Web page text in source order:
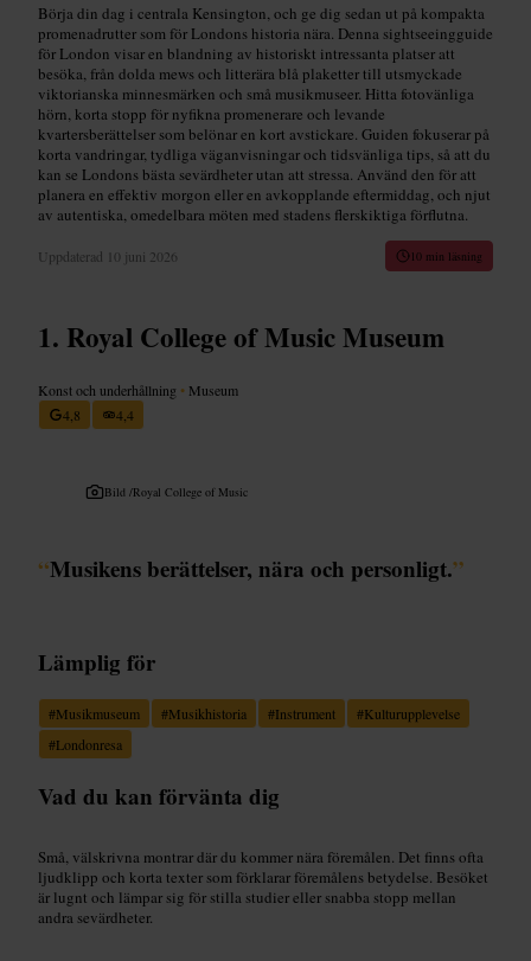
Börja din dag i centrala Kensington, och ge dig sedan ut på kompakta
promenadrutter som för Londons historia nära. Denna sightseeingguide
för London visar en blandning av historiskt intressanta platser att
besöka, från dolda mews och litterära blå plaketter till utsmyckade
viktorianska minnesmärken och små musikmuseer. Hitta fotovänliga
hörn, korta stopp för nyfikna promenerare och levande
kvartersberättelser som belönar en kort avstickare. Guiden fokuserar på
korta vandringar, tydliga väganvisningar och tidsvänliga tips, så att du
kan se Londons bästa sevärdheter utan att stressa. Använd den för att
planera en effektiv morgon eller en avkopplande eftermiddag, och njut
av autentiska, omedelbara möten med stadens flerskiktiga förflutna.
Uppdaterad 10 juni 2026 10 min läsning
Royal College of Music Museum
Konst och underhållning • Museum
4,8
4,4
Bild /Royal College of Music
“Musikens berättelser, nära och personligt.”
Lämplig för
#Musikmuseum #Musikhistoria #Instrument #Kulturupplevelse
#Londonresa
Vad du kan förvänta dig
Små, välskrivna montrar där du kommer nära föremålen. Det finns ofta
ljudklipp och korta texter som förklarar föremålens betydelse. Besöket
är lugnt och lämpar sig för stilla studier eller snabba stopp mellan
andra sevärdheter.